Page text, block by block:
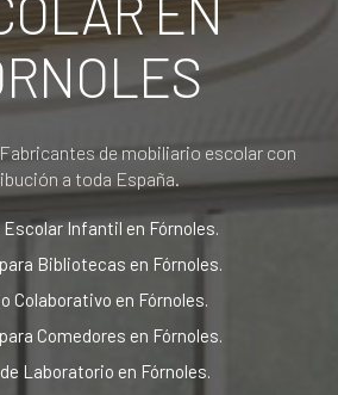
de mobiliario escolar con
a toda España.
Infantil en Fórnoles.
Bibliotecas en Fórnoles.
Colaborativo en Fórnoles.
Comedores en Fórnoles.
Laboratorio en Fórnoles.